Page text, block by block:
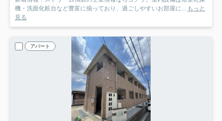
機・洗面化粧台など豊富に揃っており、過ごしやすいお部屋に...
もっと
見る
アパート